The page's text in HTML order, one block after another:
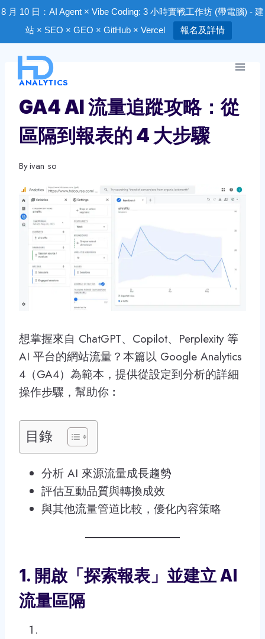
8 月 10 日：AI Agent × Vibe Coding: 3 小時實戰工作坊 (帶電腦) - 建
站 × SEO × GEO × GitHub × Vercel
報名及詳情
contentANALYTICS
GA4 AI 流量追蹤攻略：從
區隔到報表的 4 大步驟
Byivan so
想掌握來自 ChatGPT、Copilot、Perplexity 等
AI 平台的網站流量？本篇以 Google Analytics
4（GA4）為範本，提供從設定到分析的詳細
操作步驟，幫助你︰
目錄
分析 AI 來源流量成長趨勢
評估互動品質與轉換成效
與其他流量管道比較，優化內容策略
1. 開啟「探索報表」並建立 AI
流量區隔